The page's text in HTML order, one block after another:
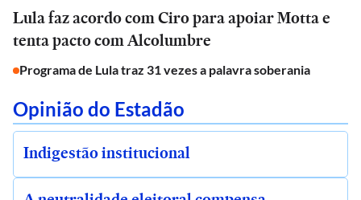
Lula faz acordo com Ciro para apoiar Motta e
tenta pacto com Alcolumbre
Programa de Lula traz 31 vezes a palavra soberania
Opinião do Estadão
Indigestão institucional